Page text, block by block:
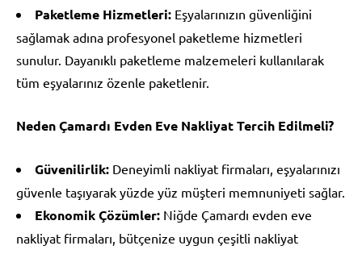
Paketleme Hizmetleri: Eşyalarınızın güvenliğini
sağlamak adına profesyonel paketleme hizmetleri
sunulur. Dayanıklı paketleme malzemeleri kullanılarak
tüm eşyalarınız özenle paketlenir.
Neden Çamardı Evden Eve Nakliyat Tercih Edilmeli?
Güvenilirlik: Deneyimli nakliyat firmaları, eşyalarınızı
güvenle taşıyarak yüzde yüz müşteri memnuniyeti sağlar.
Ekonomik Çözümler: Niğde Çamardı evden eve
nakliyat firmaları, bütçenize uygun çeşitli nakliyat